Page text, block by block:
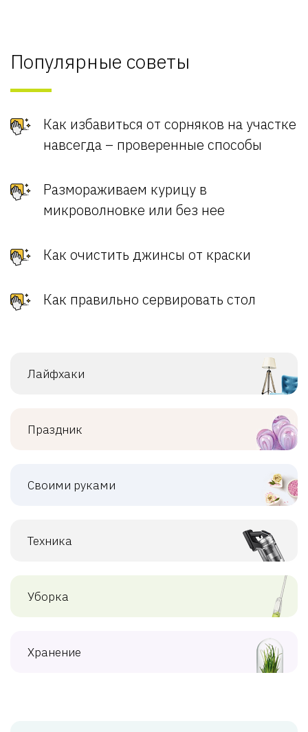
Популярные советы
Как избавиться от сорняков на участке
навсегда – проверенные способы
Размораживаем курицу в
микроволновке или без нее
Как очистить джинсы от краски
Как правильно сервировать стол
Лайфхаки
Праздник
Своими руками
Техника
Уборка
Хранение